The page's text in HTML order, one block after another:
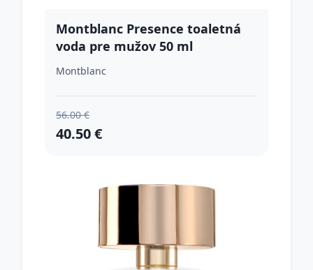
Montblanc Presence toaletná
voda pre mužov 50 ml
Montblanc
56.00 €
40.50 €